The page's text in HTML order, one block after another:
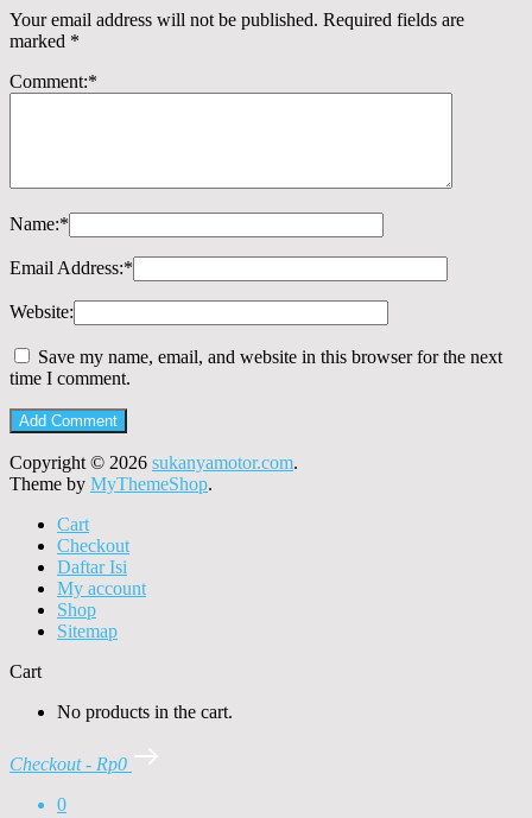
Your email address will not be published. Required fields are
marked *
Comment:*
Name:*
Email Address:*
Website:
Save my name, email, and website in this browser for the next
time I comment.
Copyright © 2026 sukanyamotor.com.
Theme by MyThemeShop.
Cart
Checkout
Daftar Isi
My account
Shop
Sitemap
Cart
No products in the cart.
Checkout - Rp0
0